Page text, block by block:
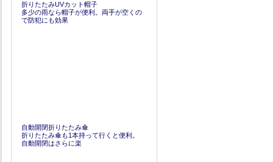
折りたたみUVカット帽子
多少の雨なら帽子が便利。両手が空くの
で防犯にも効果
自動開閉折りたたみ傘
折りたたみ傘も1本持って行くと便利。
自動開閉はさらに楽